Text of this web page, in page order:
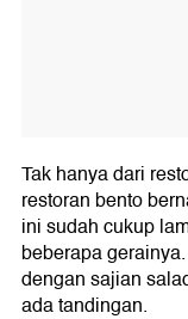
Tak hanya dari
restoran bento
ini sudah cukup
beberapa
dengan sajian
ada tandingan.